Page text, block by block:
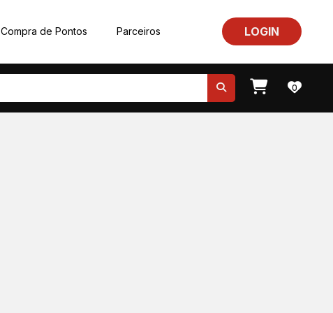
Compra de Pontos Parceiros LOGIN
0